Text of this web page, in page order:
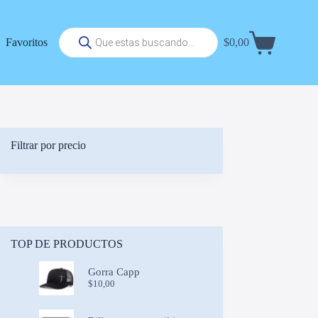
Favoritos
Búsqueda
de
productos
Carrito
$0,00
Filtrar por precio
TOP DE PRODUCTOS
Gorra Capp
$10,00